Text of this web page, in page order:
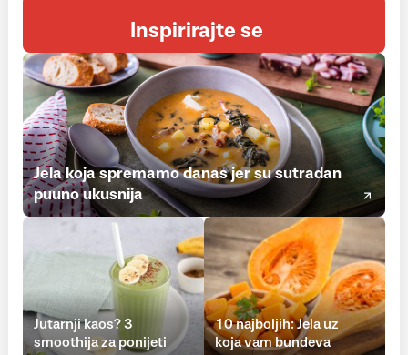
Inspirirajte se
Jela koja spremamo danas jer su sutradan
puuno ukusnija
Jutarnji kaos? 3
smoothija za ponijeti
10 najboljih: Jela uz
koja vam bundeva